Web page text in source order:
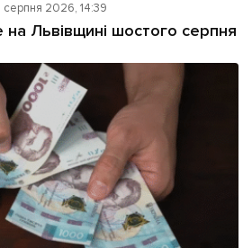
серпня 2026, 14:39
на Львівщині шостого серпня